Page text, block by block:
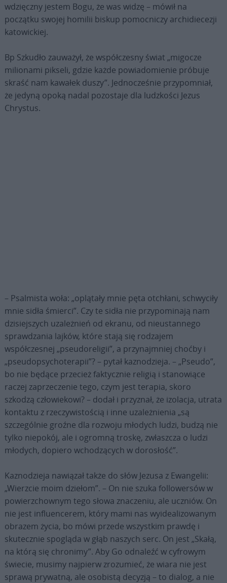
wdzięczny jestem Bogu, że was widzę – mówił na
początku swojej homilii biskup pomocniczy archidiecezji
katowickiej.
Bp Szkudło zauważył, że współczesny świat „migocze
milionami pikseli, gdzie każde powiadomienie próbuje
skraść nam kawałek duszy”. Jednocześnie przypomniał,
że jedyną opoką nadal pozostaje dla ludzkości Jezus
Chrystus.
– Psalmista woła: „oplątały mnie pęta otchłani, schwyciły
mnie sidła śmierci”. Czy te sidła nie przypominają nam
dzisiejszych uzależnień od ekranu, od nieustannego
sprawdzania lajków, które stają się rodzajem
współczesnej „pseudoreligii”, a przynajmniej choćby i
„pseudopsychoterapii”? – pytał kaznodzieja. – „Pseudo”,
bo nie będące przecież faktycznie religią i stanowiące
raczej zaprzeczenie tego, czym jest terapia, skoro
szkodzą człowiekowi? – dodał i przyznał, że izolacja, utrata
kontaktu z rzeczywistością i inne uzależnienia „są
szczególnie groźne dla rozwoju młodych ludzi, budzą nie
tylko niepokój, ale i ogromną troskę, zwłaszcza o ludzi
młodych, dopiero wchodzących w dorosłość”.
Kaznodzieja nawiązał także do słów Jezusa z Ewangelii:
„Wierzcie moim dziełom”. – On nie szuka followersów w
powierzchownym tego słowa znaczeniu, ale uczniów. On
nie jest influencerem, który mami nas wyidealizowanym
obrazem życia, bo mówi przede wszystkim prawdę i
skutecznie spogląda w głąb naszych serc. On jest „Skałą,
na którą się chronimy”. Aby Go odnaleźć w cyfrowym
świecie, musimy najpierw zrozumieć, że wiara nie jest
sprawą prywatną, ale osobistą decyzją – to dialog, a nie